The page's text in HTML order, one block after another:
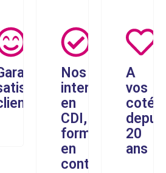
Nos
intervenants
en
CDI,
formés
en
continu
A
vos
cotés
20
ans